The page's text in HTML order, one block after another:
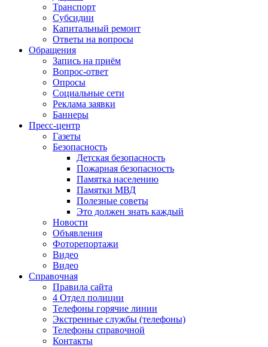
Транспорт
Субсидии
Капитальный ремонт
Ответы на вопросы
Обращения
Запись на приём
Вопрос-ответ
Опросы
Социальные сети
Реклама заявки
Баннеры
Пресс-центр
Газеты
Безопасность
Детская безопасность
Пожарная безопасность
Памятка населению
Памятки МВД
Полезные советы
Это должен знать каждый
Новости
Объявления
Фоторепортажи
Видео
Видео
Справочная
Правила сайта
4 Отдел полиции
Телефоны горячие линии
Экстренные службы (телефоны)
Телефоны справочной
Контакты